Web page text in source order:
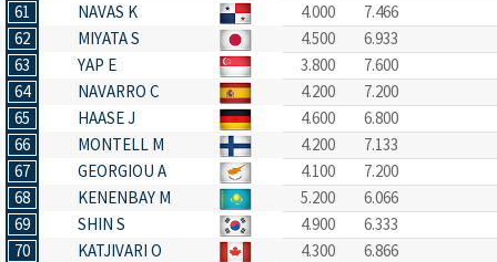
61
NAVAS K 4.000
7.466
62
MIYATA S 4.500
6.933
63
YAP E 3.800
7.600
64
NAVARRO C 4.200
7.200
65
HAASE J 4.600
6.800
66
MONTELL M 4.200
7.133
67
GEORGIOU A 4.100
7.200
68
KENENBAY M 5.200
6.066
69
SHIN S 4.900
6.333
70
KATJIVARI O 4.300
6.866